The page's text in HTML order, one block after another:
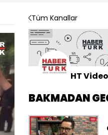
Tüm Kanallar
HT Video
BAKMADAN